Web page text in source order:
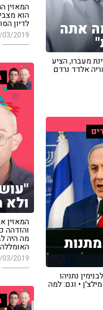
אתה
מעברו, הציע
אלדד נרדם
המאזין
הוא
לדיון
03/2019
ולא
המאזין
והזדהה
מה היה
03/2019
נתניהו
• וגם: למה